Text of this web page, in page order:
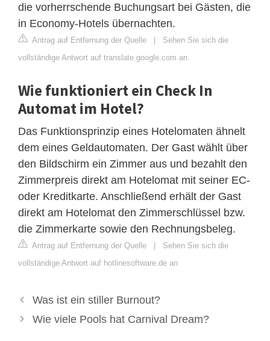
die vorherrschende Buchungsart bei Gästen, die
in Economy-Hotels übernachten.
Antrag auf Entfernung der Quelle | Sehen Sie sich die
vollständige Antwort auf translate.google.com an
Wie funktioniert ein Check In
Automat im Hotel?
Das Funktionsprinzip eines Hotelomaten ähnelt
dem eines Geldautomaten. Der Gast wählt über
den Bildschirm ein Zimmer aus und bezahlt den
Zimmerpreis direkt am Hotelomat mit seiner EC-
oder Kreditkarte. Anschließend erhält der Gast
direkt am Hotelomat den Zimmerschlüssel bzw.
die Zimmerkarte sowie den Rechnungsbeleg.
Antrag auf Entfernung der Quelle | Sehen Sie sich die
vollständige Antwort auf hotlinesoftware.de an
Was ist ein stiller Burnout?
Wie viele Pools hat Carnival Dream?